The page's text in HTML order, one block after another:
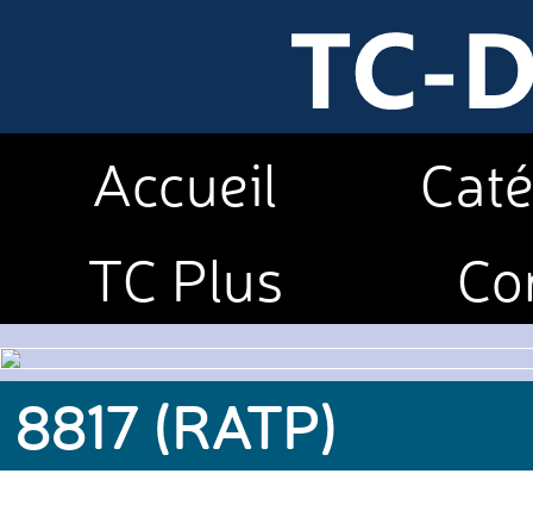
Accueil
TC Plus
8817 (RATP)